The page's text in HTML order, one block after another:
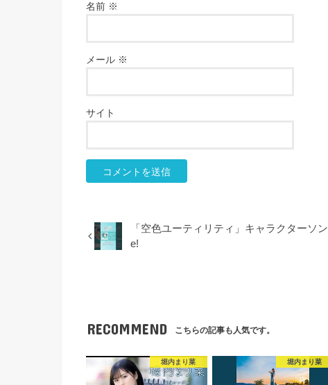
名前 ※
メール ※
サイト
「空色ユーティリティ」キャラクターソ
e!
RECOMMEND こちらの記事も人気です。
堀内まり菜 堀内まり菜